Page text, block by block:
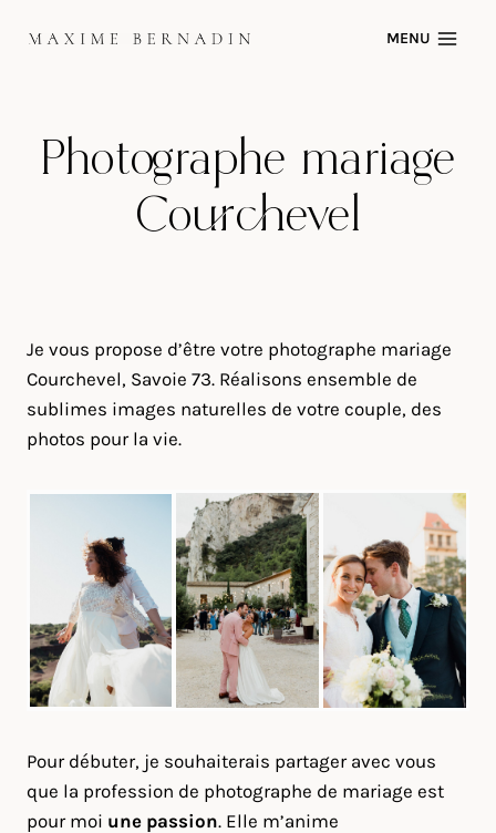
MENU
Photographe mariage
Courchevel
Je vous propose d’être votre photographe mariage
Courchevel, Savoie 73. Réalisons ensemble de
sublimes images naturelles de votre couple, des
photos pour la vie.
Pour débuter, je souhaiterais partager avec vous
que la profession de photographe de mariage est
pour moi une passion. Elle m’anime